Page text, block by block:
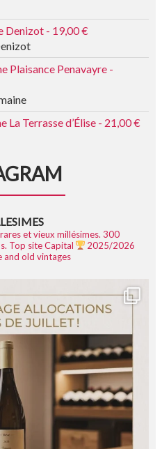
Denizot - 19,00 €
Plaisance Penavayre -
La Terrasse d’Élise - 21,00 €
et vieux millésimes. 300
Top site Capital
2025/2026
and old vintages